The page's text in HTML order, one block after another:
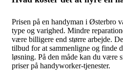
Prisen på en handyman i Østerbro
type og varighed. Mindre
være billigere end større arbejde.
tilbud for at sammenligne og finde
løsning. På den måde kan du være
priser på handyworker-tjenester.